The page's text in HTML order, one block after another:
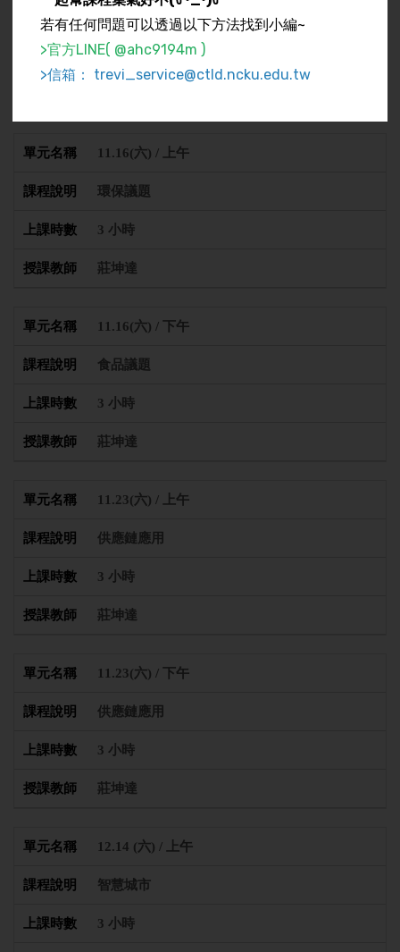
若有任何問題可以透過以下方法找到小編~
>官方LINE( @ahc9194m )
>信箱： trevi_service@ctld.ncku.edu.tw
金融應用
3 小時
11.16(六) / 上午
環保議題
3 小時
莊坤達
11.16(六) / 下午
食品議題
3 小時
莊坤達
11.23(六) / 上午
供應鏈應用
3 小時
莊坤達
11.23(六) / 下午
供應鏈應用
3 小時
莊坤達
12.14 (六) / 上午
智慧城市
3 小時